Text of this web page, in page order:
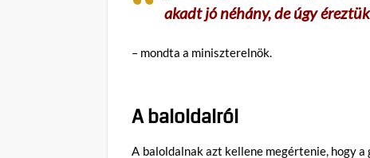
akadt jó néhány, de úgy
– mondta a miniszterelnök.
A baloldalról
A baloldalnak azt kellene megértenie, hogy